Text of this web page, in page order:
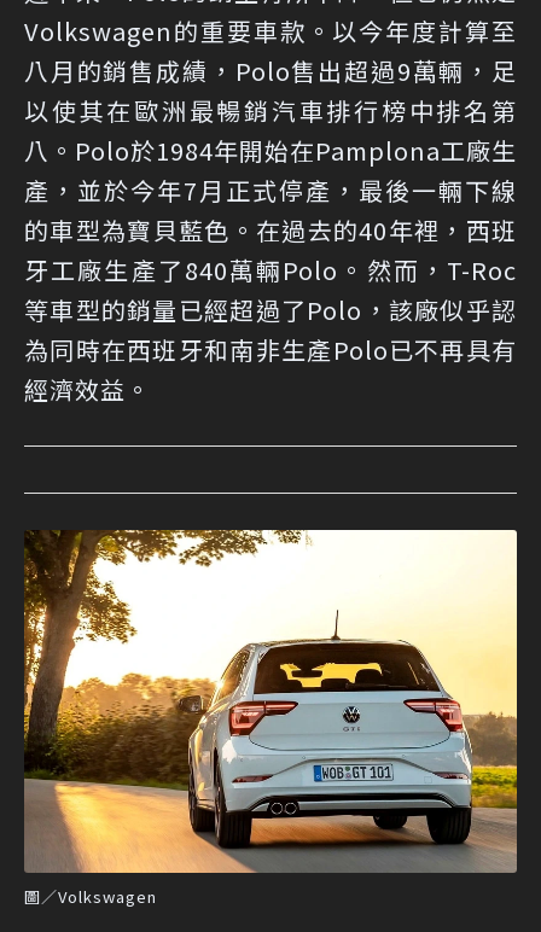
Volkswagen的重要車款。以今年度計算至
八月的銷售成績，Polo售出超過9萬輛，足
以使其在歐洲最暢銷汽車排行榜中排名第
八。Polo於1984年開始在Pamplona工廠生
產，並於今年7月正式停產，最後一輛下線
的車型為寶貝藍色。在過去的40年裡，西班
牙工廠生產了840萬輛Polo。然而，T-Roc
等車型的銷量已經超過了Polo，該廠似乎認
為同時在西班牙和南非生產Polo已不再具有
經濟效益。
圖／Volkswagen